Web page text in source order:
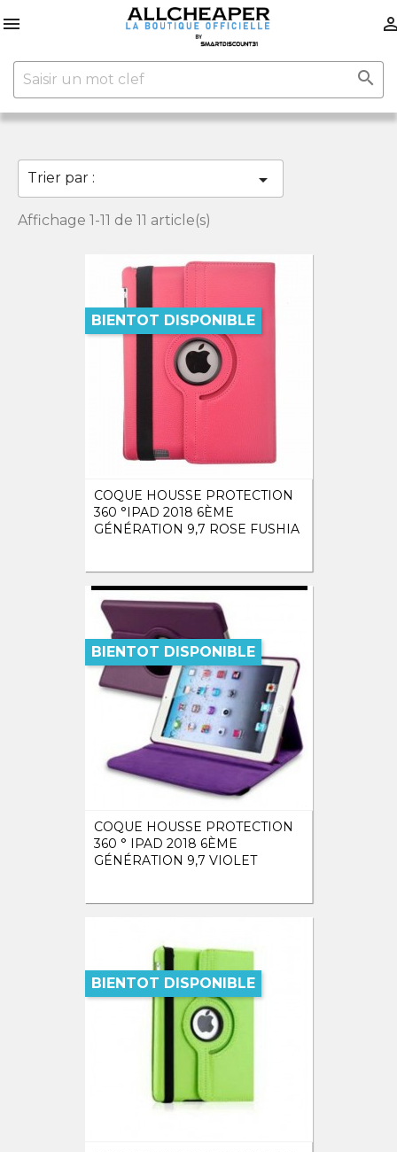


Trier par : 
Affichage 1-11 de 11 article(s)
COQUE HOUSSE PROTECTION
360 °IPAD 2018 6ÈME
GÉNÉRATION 9,7 ROSE FUSHIA
BIENTOT DISPONIBLE
COQUE HOUSSE PROTECTION
360 ° IPAD 2018 6ÈME
GÉNÉRATION 9,7 VIOLET
BIENTOT DISPONIBLE
BIENTOT DISPONIBLE